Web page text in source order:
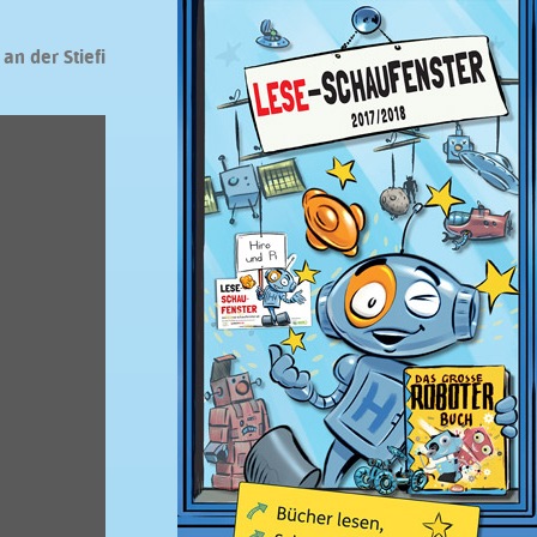
der Stiefi